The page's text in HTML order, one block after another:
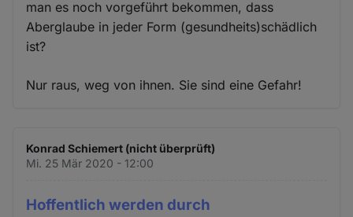
man es noch vorgeführt bekommen, dass
Aberglaube in jeder Form (gesundheits)schädlich
ist?
Nur raus, weg von ihnen. Sie sind eine Gefahr!
Konrad Schiemert (nicht überprüft)
Mi. 25 Mär 2020 - 12:00
Hoffentlich werden durch